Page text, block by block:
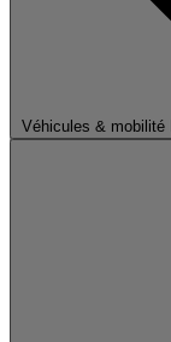
Véhicules & mobilité